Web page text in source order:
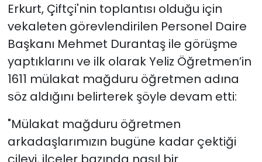
Erkurt, Çiftçi'nin toplantısı olduğu için
vekaleten görevlendirilen Personel Daire
Başkanı Mehmet Durantaş ile görüşme
yaptıklarını ve ilk olarak Yeliz Öğretmen’in
1611 mülakat mağduru öğretmen adına
söz aldığını belirterek şöyle devam etti:
"Mülakat mağduru öğretmen
arkadaşlarımızın bugüne kadar çektiği